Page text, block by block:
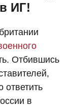
ИГ!
Отбившись
в